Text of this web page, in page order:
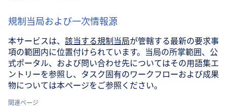
規制当局および一次情報源
本サービスは、 該当する規制当局が管轄する最新の要求事
項の範囲内に位置付けられています。当局の所掌範囲、公
式ポータル、および問い合わせ先についてはその用語集エ
ントリーを参照し、タスク固有のワークフローおよび成果
物については本ページをご参照ください。
関連ページ